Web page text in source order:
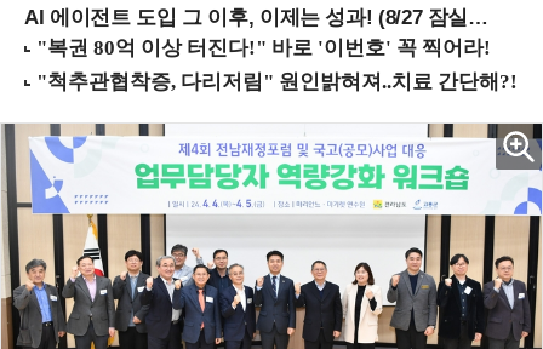
AI 에이전트 도입 그 이후, 이제는 성과! (8/27 잠실역)